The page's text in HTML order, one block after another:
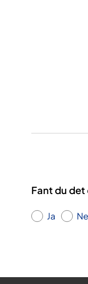
Fant du
Ja